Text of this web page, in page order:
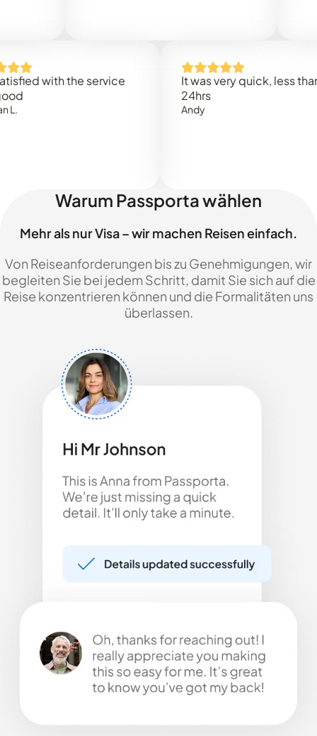
with the service
It was very quick, less than
Warum Passporta wählen
Mehr als nur Visa – wir machen Reisen einfach.
Von Reiseanforderungen bis zu Genehmigungen, wir
begleiten Sie bei jedem Schritt, damit Sie sich auf die
Reise konzentrieren können und die Formalitäten uns
überlassen.